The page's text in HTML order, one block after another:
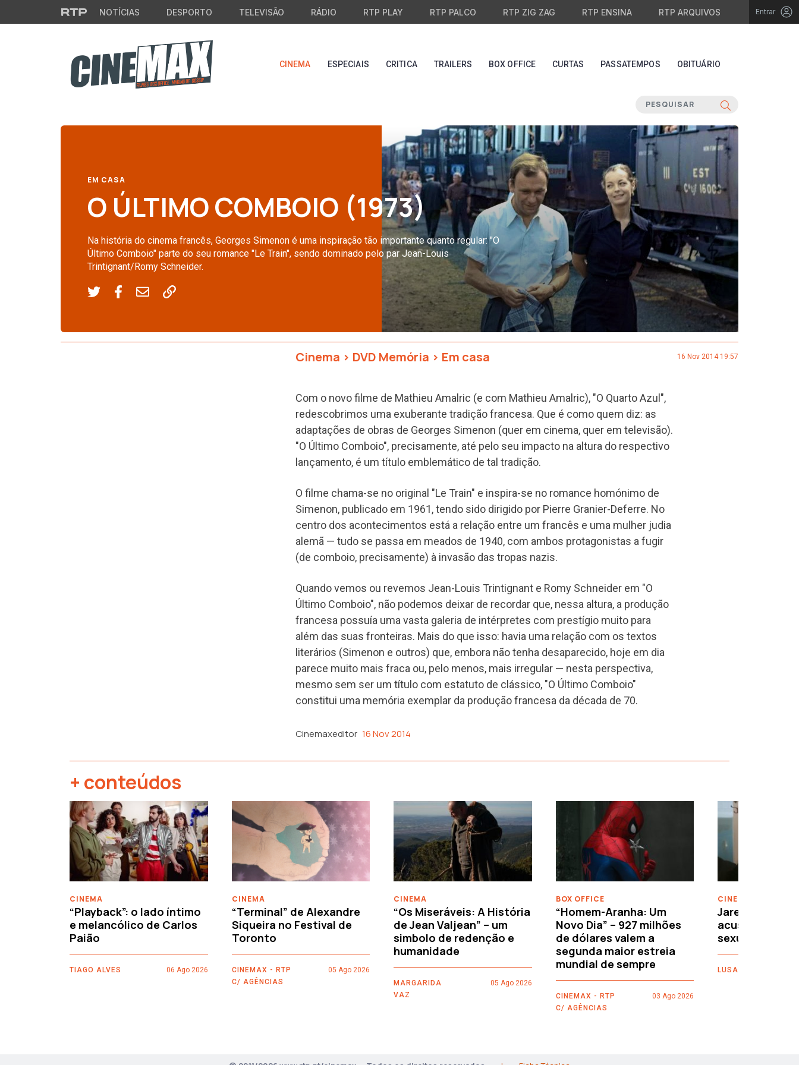
Saltar para o conteúdo principal
NOTÍCIAS DESPORTO TELEVISÃO RÁDIO RTP PLAY RTP PALCO RTP ZIG ZAG RTP ENSINA RTP ARQUIVOS Entrar
CINEMA ESPECIAIS CRITICA TRAILERS BOX OFFICE CURTAS PASSATEMPOS OBITUÁRIO
EM CASA
O ÚLTIMO COMBOIO (1973)
Na história do cinema francês, Georges Simenon é uma inspiração tão importante quanto regular: "O
Último Comboio" parte do seu romance "Le Train", sendo dominado pelo par Jean-Louis
Trintignant/Romy Schneider.
Cinema > DVD Memória > Em casa 16 Nov 2014 19:57
Com o novo filme de Mathieu Amalric (e com Mathieu Amalric), "O Quarto Azul",
redescobrimos uma exuberante tradição francesa. Que é como quem diz: as
adaptações de obras de Georges Simenon (quer em cinema, quer em televisão).
"O Último Comboio", precisamente, até pelo seu impacto na altura do respectivo
lançamento, é um título emblemático de tal tradição.
O filme chama-se no original "Le Train" e inspira-se no romance homónimo de
Simenon, publicado em 1961, tendo sido dirigido por Pierre Granier-Deferre. No
centro dos acontecimentos está a relação entre um francês e uma mulher judia
alemã — tudo se passa em meados de 1940, com ambos protagonistas a fugir
(de comboio, precisamente) à invasão das tropas nazis.
Quando vemos ou revemos Jean-Louis Trintignant e Romy Schneider em "O
Último Comboio", não podemos deixar de recordar que, nessa altura, a produção
francesa possuía uma vasta galeria de intérpretes com prestígio muito para
além das suas fronteiras. Mais do que isso: havia uma relação com os textos
literários (Simenon e outros) que, embora não tenha desaparecido, hoje em dia
parece muito mais fraca ou, pelo menos, mais irregular — nesta perspectiva,
mesmo sem ser um título com estatuto de clássico, "O Último Comboio"
constitui uma memória exemplar da produção francesa da década de 70.
Cinemaxeditor 16 Nov 2014
+ conteúdos
CINEMA
“Playback”: o lado íntimo
e melancólico de Carlos
Paião
TIAGO ALVES 06 Ago 2026
CINEMA
“Terminal” de Alexandre
Siqueira no Festival de
Toronto
CINEMAX - RTP
C/ AGÊNCIAS
05 Ago 2026
CINEMA
“Os Miseráveis: A História
de Jean Valjean” – um
simbolo de redenção e
humanidade
MARGARIDA
VAZ
05 Ago 2026
BOX OFFICE
“Homem-Aranha: Um
Novo Dia” – 927 milhões
de dólares valem a
segunda maior estreia
mundial de sempre
CINEMAX - RTP
C/ AGÊNCIAS
03 Ago 2026
CINEMA
Jared Leto
acusações de
sexuais
LUSA
‹